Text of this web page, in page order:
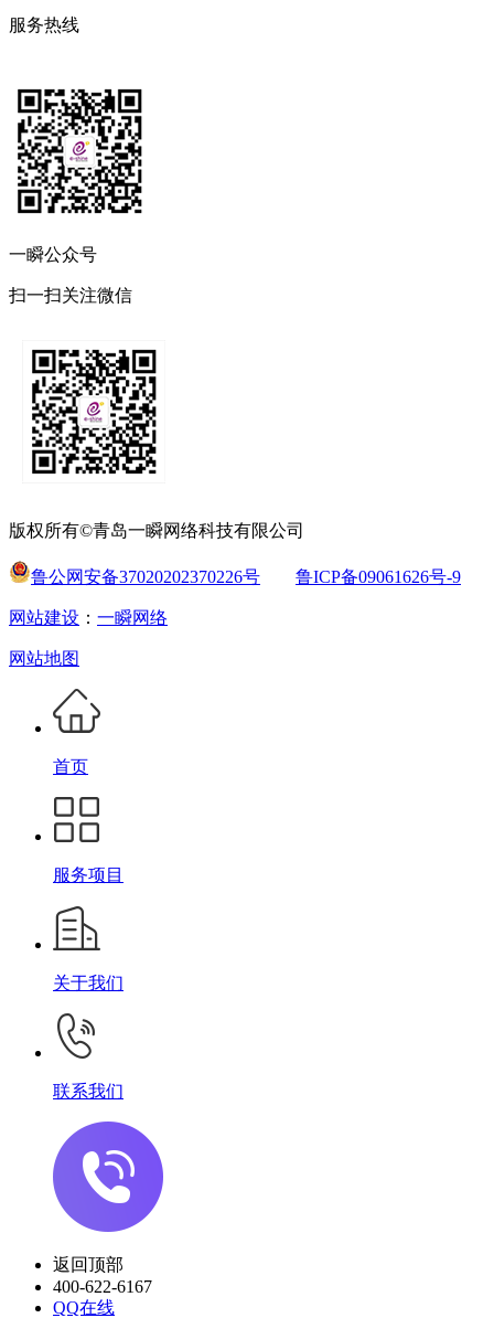
服务热线
一瞬公众号
扫一扫关注微信
版权所有©青岛一瞬网络科技有限公司
鲁公网安备37020202370226号 鲁ICP备09061626号-9
网站建设 ： 一瞬网络
网站地图
首页
服务项目
关于我们
联系我们
返回顶部
400-622-6167
QQ在线